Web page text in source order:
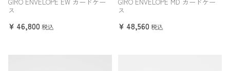
ス
¥ 46,800 税込
ス
¥ 48,560 税込